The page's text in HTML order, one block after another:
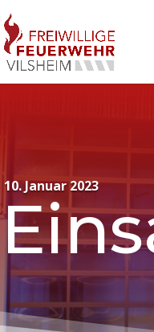
10. Januar 2023